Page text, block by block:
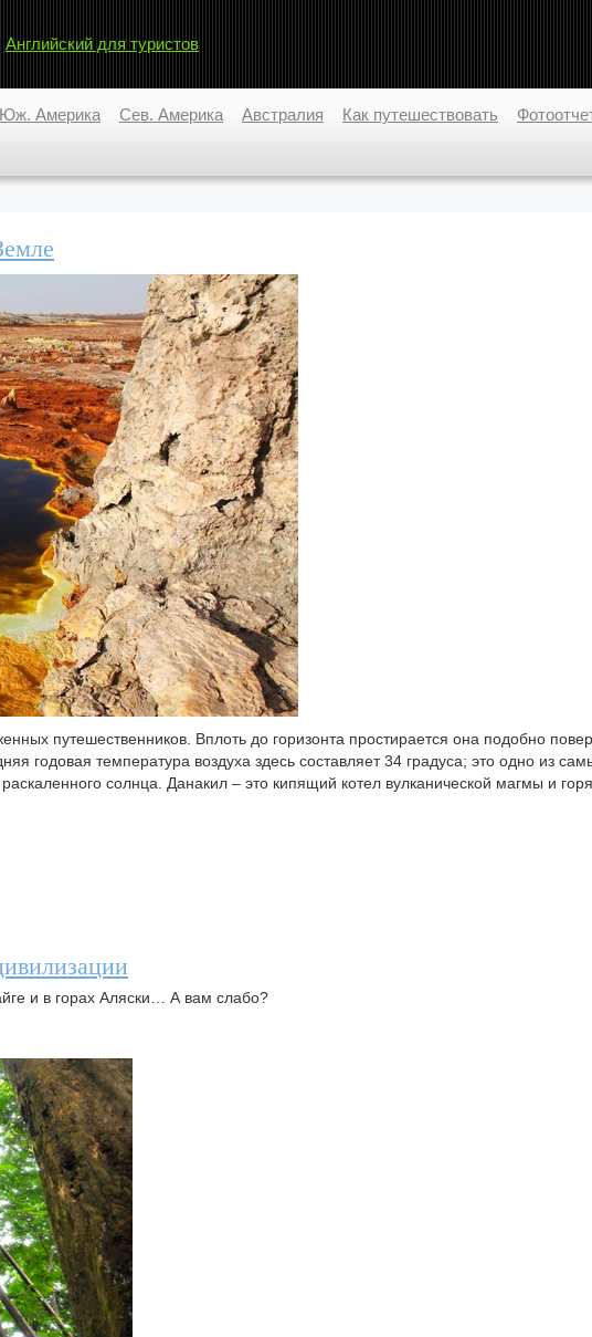
Английский для туристов
Юж. Америка Сев. Америка Австралия Как путешествовать
путешественников. Вплоть до горизонта простирается она подобно
годовая температура воздуха здесь составляет 34 градуса; это одно из
солнца. Данакил – это кипящий котел вулканической магмы и
и в горах Аляски… А вам слабо?